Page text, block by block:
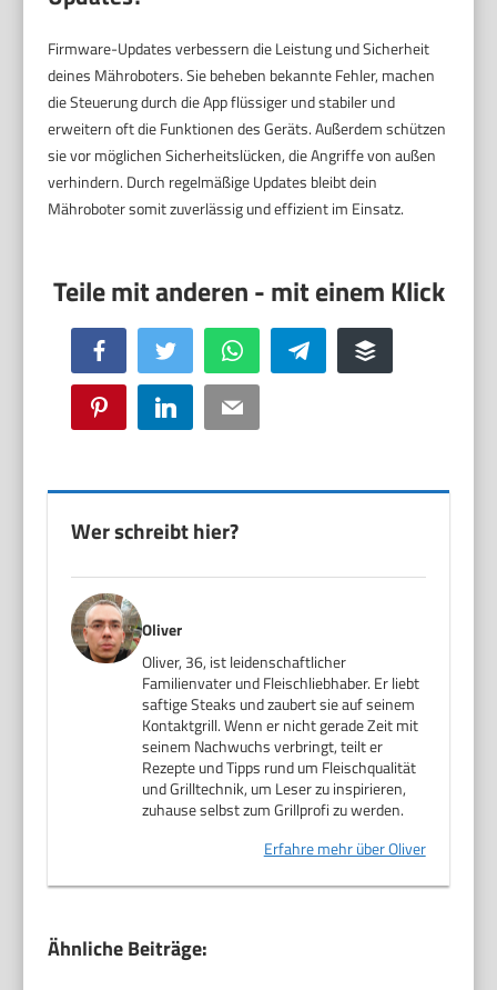
Firmware-Updates verbessern die Leistung und Sicherheit
deines Mähroboters. Sie beheben bekannte Fehler, machen
die Steuerung durch die App flüssiger und stabiler und
erweitern oft die Funktionen des Geräts. Außerdem schützen
sie vor möglichen Sicherheitslücken, die Angriffe von außen
verhindern. Durch regelmäßige Updates bleibt dein
Mähroboter somit zuverlässig und effizient im Einsatz.
Facebook Twitter WhatsApp Telegram Buffer
Pinterest LinkedIn Email
Wer schreibt hier?
Oliver
Oliver, 36, ist leidenschaftlicher
Familienvater und Fleischliebhaber. Er liebt
saftige Steaks und zaubert sie auf seinem
Kontaktgrill. Wenn er nicht gerade Zeit mit
seinem Nachwuchs verbringt, teilt er
Rezepte und Tipps rund um Fleischqualität
und Grilltechnik, um Leser zu inspirieren,
zuhause selbst zum Grillprofi zu werden.
Erfahre mehr über Oliver
Ähnliche Beiträge: